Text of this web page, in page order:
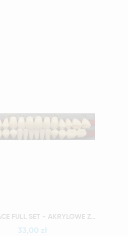
Szybki podgląd YM. NEW ACE FULL SET - AKRYLOWE ZĘBY SZTUCZNE - A3-O5
33,00 zł